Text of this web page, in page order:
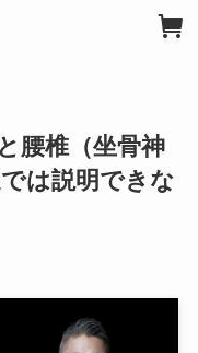
腰椎（坐骨神
は説明できな